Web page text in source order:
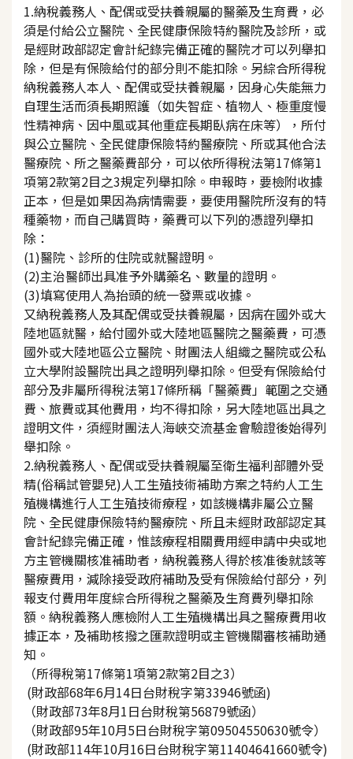
1.納稅義務人、配偶或受扶養親屬的醫藥及生育費，必
須是付給公立醫院、全民健康保險特約醫院及診所，或
是經財政部認定會計紀錄完備正確的醫院才可以列舉扣
除，但是有保險給付的部分則不能扣除。另綜合所得稅
納稅義務人本人、配偶或受扶養親屬，因身心失能無力
自理生活而須長期照護（如失智症、植物人、極重度慢
性精神病、因中風或其他重症長期臥病在床等），所付
與公立醫院、全民健康保險特約醫療院、所或其他合法
醫療院、所之醫藥費部分，可以依所得稅法第17條第1
項第2款第2目之3規定列舉扣除。申報時，要檢附收據
正本，但是如果因為病情需要，要使用醫院所沒有的特
種藥物，而自己購買時，藥費可以下列的憑證列舉扣
除：
(1)醫院、診所的住院或就醫證明。
(2)主治醫師出具准予外購藥名、數量的證明。
(3)填寫使用人為抬頭的統一發票或收據。
又納稅義務人及其配偶或受扶養親屬，因病在國外或大
陸地區就醫，給付國外或大陸地區醫院之醫藥費，可憑
國外或大陸地區公立醫院、財團法人組織之醫院或公私
立大學附設醫院出具之證明列舉扣除。但受有保險給付
部分及非屬所得稅法第17條所稱「醫藥費」範圍之交通
費、旅費或其他費用，均不得扣除，另大陸地區出具之
證明文件，須經財團法人海峽交流基金會驗證後始得列
舉扣除。
2.納稅義務人、配偶或受扶養親屬至衛生福利部體外受
精(俗稱試管嬰兒)人工生殖技術補助方案之特約人工生
殖機構進行人工生殖技術療程，如該機構非屬公立醫
院、全民健康保險特約醫療院、所且未經財政部認定其
會計紀錄完備正確，惟該療程相關費用經申請中央或地
方主管機關核准補助者，納稅義務人得於核准後就該等
醫療費用，減除接受政府補助及受有保險給付部分，列
報支付費用年度綜合所得稅之醫藥及生育費列舉扣除
額。納稅義務人應檢附人工生殖機構出具之醫療費用收
據正本，及補助核撥之匯款證明或主管機關審核補助通
知。
（所得稅第17條第1項第2款第2目之3）
(財政部68年6月14日台財稅字第33946號函)
（財政部73年8月1日台財稅第56879號函）
（財政部95年10月5日台財稅字第09504550630號令）
(財政部114年10月16日台財稅字第11404641660號令)